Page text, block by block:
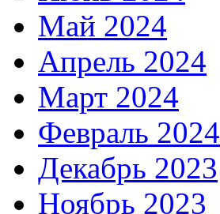
Май 2024
Апрель 2024
Март 2024
Февраль 2024
Декабрь 2023
Ноябрь 2023